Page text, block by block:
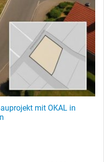
mit OKAL in